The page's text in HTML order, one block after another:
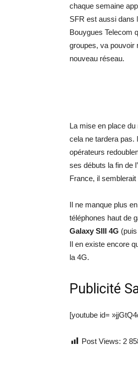
chaque semaine
SFR est aussi dans
Bouygues Telecom
groupes, va pouvoir
nouveau réseau.
La mise en place
cela ne tardera pas.
opérateurs
ses débuts la fin de
France, il
Il ne manque plus
téléphones haut de
Galaxy SIII 4G
Il en existe encore
la 4G.
Publicité
[youtube id=
Post Views: 2